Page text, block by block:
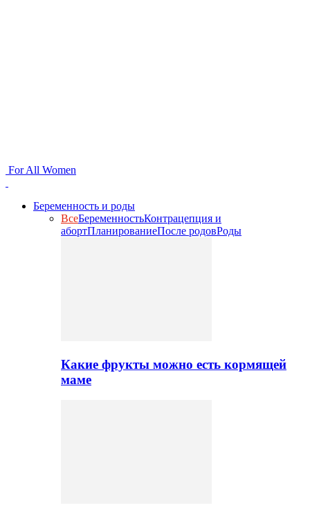
For All Women
Беременность и роды
ВсеБеременностьКонтрацепция и
абортПланированиеПосле родовРоды
Какие фрукты можно есть кормящей
маме